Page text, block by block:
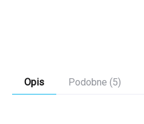
Opis Podobne (5)